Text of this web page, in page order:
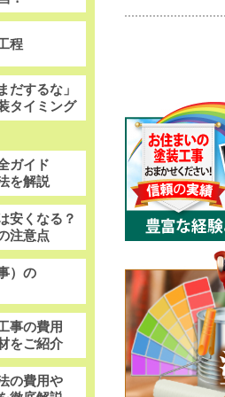
程
だするな」
タイミング
ガイド
を解説
安くなる？
注意点
）の
事の費用
をご紹介
の費用や